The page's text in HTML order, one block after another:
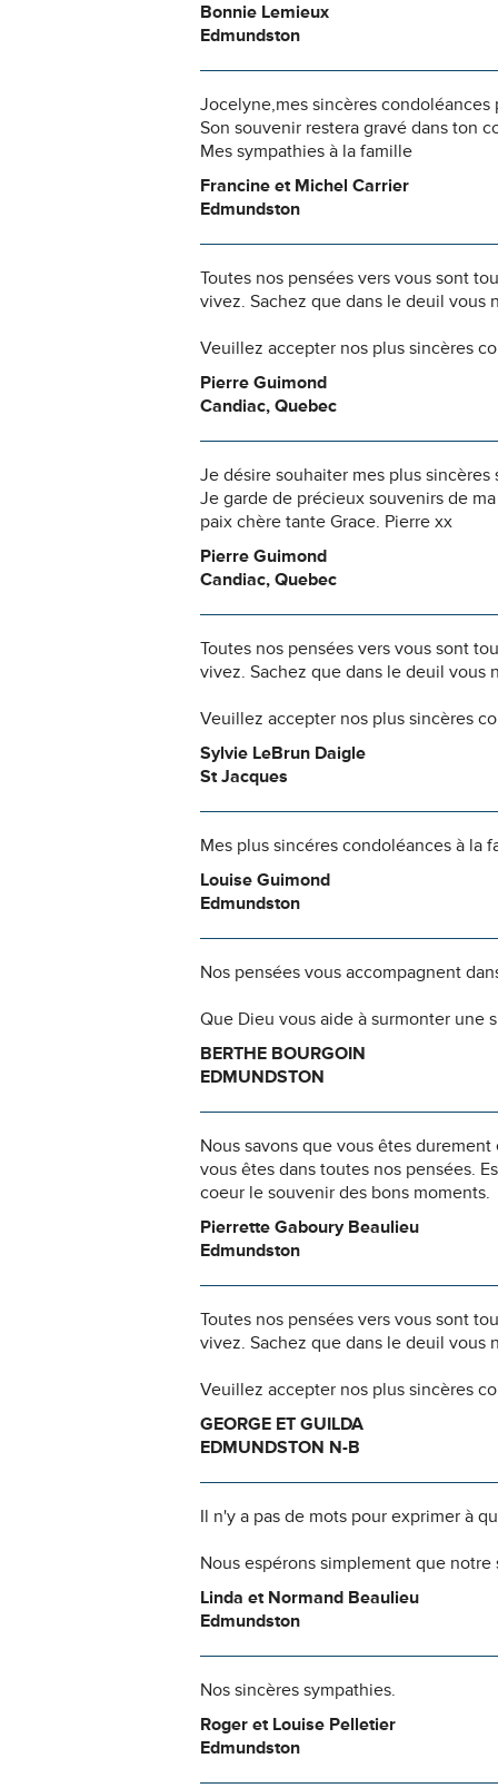
Bonnie Lemieux
Edmundston
Jocelyne,mes sincères condoléances
Son souvenir restera gravé dans ton
Mes sympathies à la famille
Francine et Michel Carrier
Edmundston
Toutes nos pensées vers vous sont
vivez. Sachez que dans le deuil vous
Veuillez accepter nos plus sincères
Pierre Guimond
Candiac, Quebec
Je désire souhaiter mes plus
Je garde de précieux souvenirs de
paix chère tante Grace. Pierre xx
Pierre Guimond
Candiac, Quebec
Toutes nos pensées vers vous sont
vivez. Sachez que dans le deuil vous
Veuillez accepter nos plus sincères
Sylvie LeBrun Daigle
St Jacques
Mes plus sincéres condoléances à la
Louise Guimond
Edmundston
Nos pensées vous accompagnent
Que Dieu vous aide à surmonter une
BERTHE BOURGOIN
EDMUNDSTON
Nous savons que vous êtes
vous êtes dans toutes nos pensées.
coeur le souvenir des bons moments.
Pierrette Gaboury Beaulieu
Edmundston
Toutes nos pensées vers vous sont
vivez. Sachez que dans le deuil vous
Veuillez accepter nos plus sincères
GEORGE ET GUILDA
EDMUNDSTON N-B
Il n'y a pas de mots pour exprimer à
Nous espérons simplement que
Linda et Normand Beaulieu
Edmundston
Nos sincères sympathies.
Roger et Louise Pelletier
Edmundston